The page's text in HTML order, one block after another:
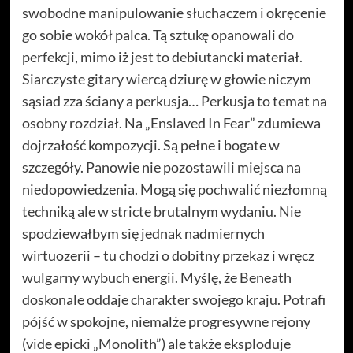
swobodne manipulowanie słuchaczem i okręcenie
go sobie wokół palca. Tą sztukę opanowali do
perfekcji, mimo iż jest to debiutancki materiał.
Siarczyste gitary wiercą dziurę w głowie niczym
sąsiad zza ściany a perkusja… Perkusja to temat na
osobny rozdział. Na „Enslaved In Fear” zdumiewa
dojrzałość kompozycji. Są pełne i bogate w
szczegóły. Panowie nie pozostawili miejsca na
niedopowiedzenia. Mogą się pochwalić niezłomną
techniką ale w stricte brutalnym wydaniu. Nie
spodziewałbym się jednak nadmiernych
wirtuozerii – tu chodzi o dobitny przekaz i wręcz
wulgarny wybuch energii. Myślę, że Beneath
doskonale oddaje charakter swojego kraju. Potrafi
pójść w spokojne, niemalże progresywne rejony
(vide epicki „Monolith”) ale także eksploduje